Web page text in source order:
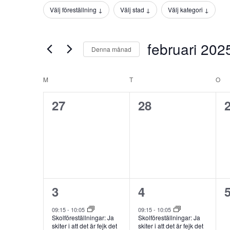
Views
Navigation
efter
Evenemang
nyckelord.
Filter
Ändring
av
listan
filtrerade
resultat.
Välj föreställning ↓ Välj stad ↓ Välj kategori ↓
Denna månad februari
Kalender
av
Evenemang
M T O
0
27
0
28
0
2
evenemang,
3
09:15- 10:05
Skolföreställningar: Ja
skiter i att det är fejk det
2
evenemang,
4
09:15- 10:05
Skolföreställningar: Ja
skiter i att det är fejk det
0